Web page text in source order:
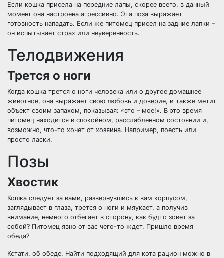
Если кошка присела на передние лапы, скорее всего, в данный
момент она настроена агрессивно. Эта поза выражает
готовность нападать. Если же питомец присел на задние лапки –
он испытывает страх или неуверенность.
Телодвижения
Трется о ноги
Когда кошка трется о ноги человека или о другое домашнее
животное, она выражает свою любовь и доверие, и также метит
объект своим запахом, показывая: «это – мое!». В это время
питомец находится в спокойном, расслабленном состоянии и,
возможно, что-то хочет от хозяина. Например, поесть или
просто ласки.
Позы
Хвостик
Кошка следует за вами, развернувшись к вам корпусом,
заглядывает в глаза, трется о ноги и мяукает, а получив
внимание, немного отбегает в сторону, как будто зовет за
собой? Питомец явно от вас чего-то ждет. Пришло время
обеда?
Кстати, об обеде. Найти подходящий для кота рацион можно в